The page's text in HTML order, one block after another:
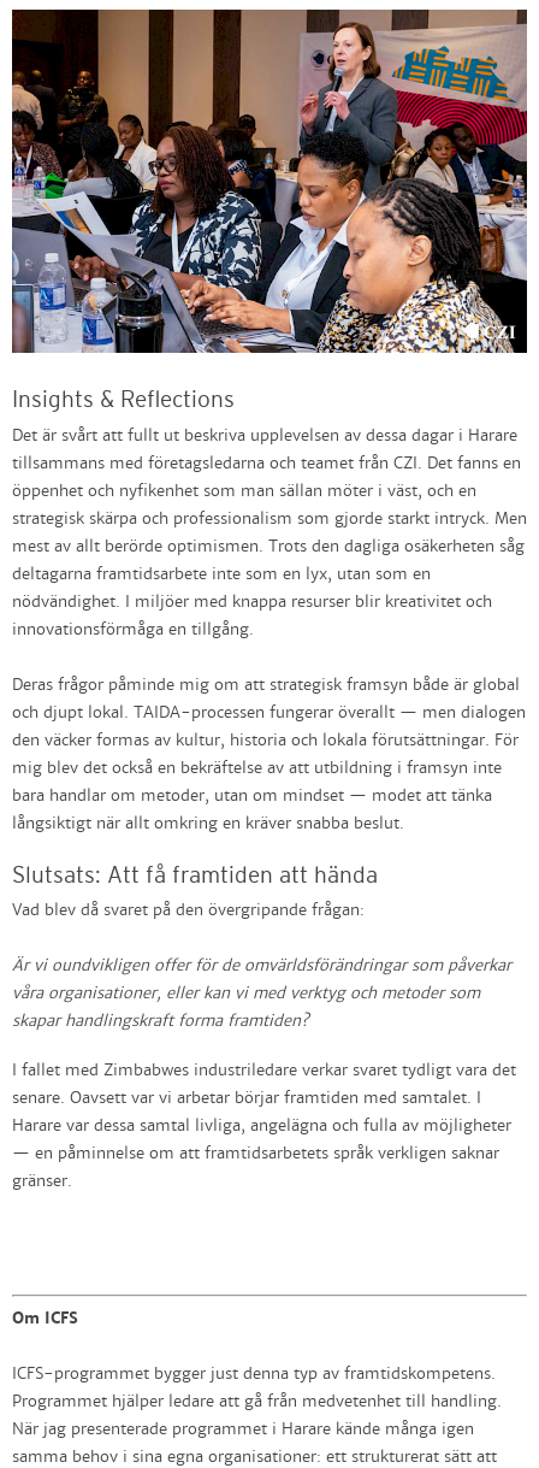
Insights & Reflections
Det är svårt att fullt ut beskriva upplevelsen av dessa dagar i Harare
tillsammans med företagsledarna och teamet från CZI. Det fanns en
öppenhet och nyfikenhet som man sällan möter i väst, och en
strategisk skärpa och professionalism som gjorde starkt intryck. Men
mest av allt berörde optimismen. Trots den dagliga osäkerheten såg
deltagarna framtidsarbete inte som en lyx, utan som en
nödvändighet. I miljöer med knappa resurser blir kreativitet och
innovationsförmåga en tillgång.
Deras frågor påminde mig om att strategisk framsyn både är global
och djupt lokal. TAIDA-processen fungerar överallt — men dialogen
den väcker formas av kultur, historia och lokala förutsättningar. För
mig blev det också en bekräftelse av att utbildning i framsyn inte
bara handlar om metoder, utan om mindset — modet att tänka
långsiktigt när allt omkring en kräver snabba beslut.
Slutsats: Att få framtiden att hända
Vad blev då svaret på den övergripande frågan:
Är vi oundvikligen offer för de omvärldsförändringar som påverkar
våra organisationer, eller kan vi med verktyg och metoder som
skapar handlingskraft forma framtiden?
I fallet med Zimbabwes industriledare verkar svaret tydligt vara det
senare. Oavsett var vi arbetar börjar framtiden med samtalet. I
Harare var dessa samtal livliga, angelägna och fulla av möjligheter
— en påminnelse om att framtidsarbetets språk verkligen saknar
gränser.
Om ICFS
ICFS-programmet bygger just denna typ av framtidskompetens.
Programmet hjälper ledare att gå från medvetenhet till handling.
När jag presenterade programmet i Harare kände många igen
samma behov i sina egna organisationer: ett strukturerat sätt att